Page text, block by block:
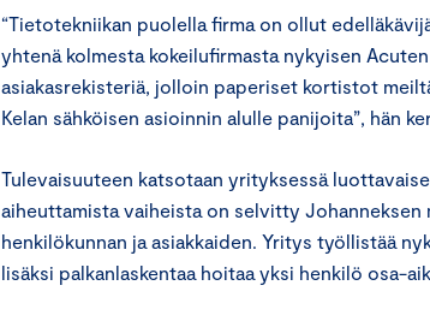
“Tietotekniikan puolella firma on ollut
yhtenä kolmesta kokeilufirmasta nykyisen
asiakasrekisteriä, jolloin paperiset kortistot
Kelan sähköisen asioinnin alulle panijoita”, hän
Tulevaisuuteen katsotaan yrityksessä
aiheuttamista vaiheista on selvitty
henkilökunnan ja asiakkaiden. Yritys työllistää
lisäksi palkanlaskentaa hoitaa yksi henkilö osa-